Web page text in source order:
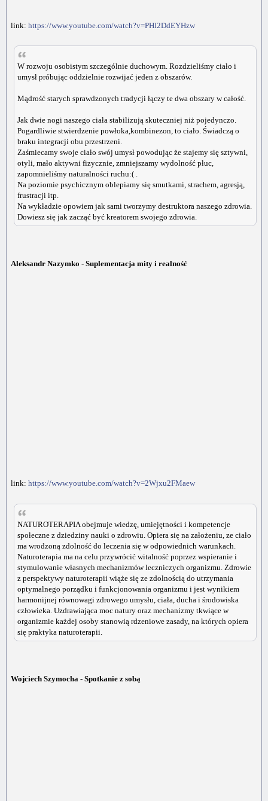
link: https://www.youtube.com/watch?v=PHl2DdEYHzw
W rozwoju osobistym szczególnie duchowym. Rozdzieliśmy ciało i
umysł próbując oddzielnie rozwijać jeden z obszarów.
Mądrość starych sprawdzonych tradycji łączy te dwa obszary w całość.
Jak dwie nogi naszego ciała stabilizują skuteczniej niż pojedynczo.
Pogardliwie stwierdzenie powłoka,kombinezon, to ciało. Świadczą o
braku integracji obu przestrzeni.
Zaśmiecamy swoje ciało swój umysł powodując że stajemy się sztywni,
otyli, mało aktywni fizycznie, zmniejszamy wydolność płuc,
zapomnieliśmy naturalności ruchu:( .
Na poziomie psychicznym oblepiamy się smutkami, strachem, agresją,
frustracji itp.
Na wykładzie opowiem jak sami tworzymy destruktora naszego zdrowia.
Dowiesz się jak zacząć być kreatorem swojego zdrowia.
Aleksandr Nazymko - Suplementacja mity i realność
link: https://www.youtube.com/watch?v=2Wjxu2FMaew
NATUROTERAPIA obejmuje wiedzę, umiejętności i kompetencje
społeczne z dziedziny nauki o zdrowiu. Opiera się na założeniu, ze ciało
ma wrodzoną zdolność do leczenia się w odpowiednich warunkach.
Naturoterapia ma na celu przywrócić witalność poprzez wspieranie i
stymulowanie własnych mechanizmów leczniczych organizmu. Zdrowie
z perspektywy naturoterapii wiąże się ze zdolnością do utrzymania
optymalnego porządku i funkcjonowania organizmu i jest wynikiem
harmonijnej równowagi zdrowego umysłu, ciała, ducha i środowiska
człowieka. Uzdrawiająca moc natury oraz mechanizmy tkwiące w
organizmie każdej osoby stanowią rdzeniowe zasady, na których opiera
się praktyka naturoterapii.
Wojciech Szymocha - Spotkanie z sobą